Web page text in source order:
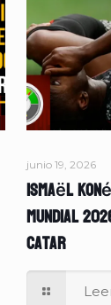
junio 19, 2026
Ismaël
Mundial
Catar